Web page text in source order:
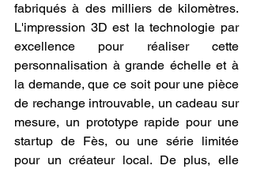
fabriqués à des milliers de kilomètres.
L'impression 3D est la technologie par
excellence pour réaliser cette
personnalisation à grande échelle et à
la demande, que ce soit pour une pièce
de rechange introuvable, un cadeau sur
mesure, un prototype rapide pour une
startup de Fès, ou une série limitée
pour un créateur local. De plus, elle